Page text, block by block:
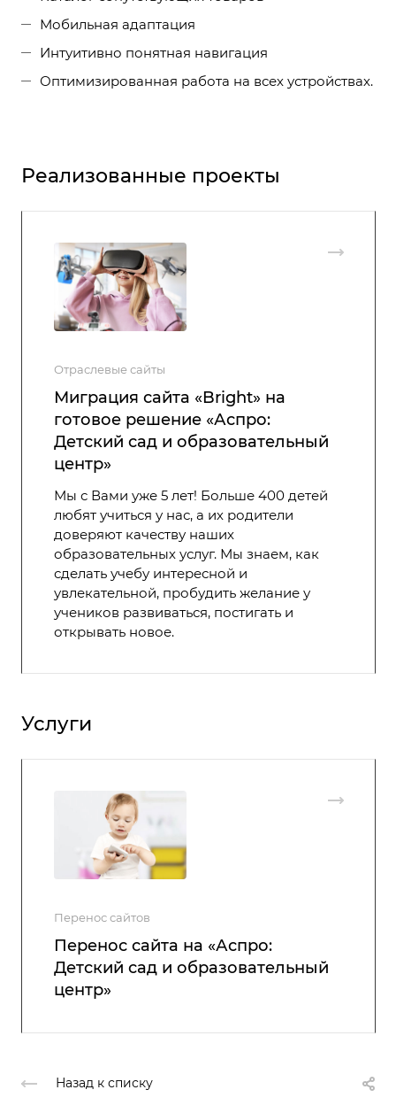
Мобильная адаптация
Интуитивно понятная навигация
Оптимизированная работа на всех устройствах.
Реализованные проекты
Отраслевые сайты
Миграция сайта «Bright» на
готовое решение «Аспро:
Детский сад и образовательный
центр»
Мы с Вами уже 5 лет! Больше 400 детей
любят учиться у нас, а их родители
доверяют качеству наших
образовательных услуг. Мы знаем, как
сделать учебу интересной и
увлекательной, пробудить желание у
учеников развиваться, постигать и
открывать новое.
Услуги
Перенос сайтов
Перенос сайта на «Аспро:
Детский сад и образовательный
центр»
Назад к списку